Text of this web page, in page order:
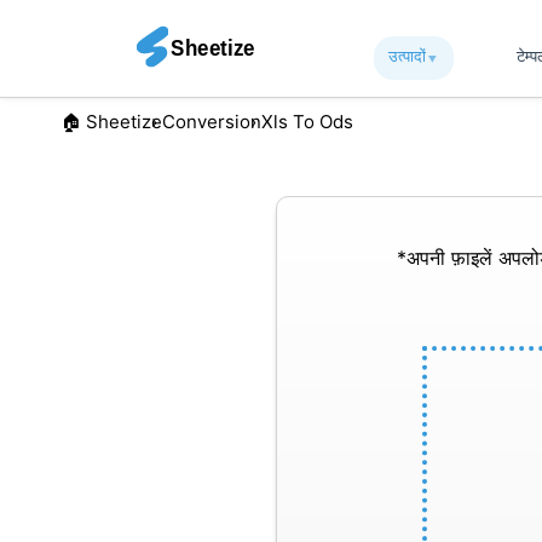
उत्पादों▾︎
🏠︎ SheetizeConversionXls To Ods
*अपनी फ़ाइलें